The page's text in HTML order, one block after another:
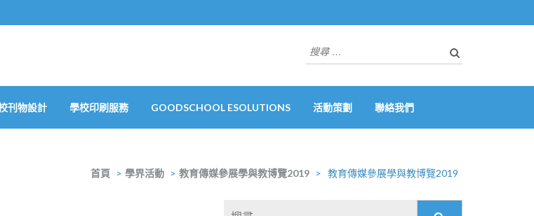
搜
尋
關
於：
刊物設計 學校印刷服務 GOODSCHOOL ESOLUTIONS 活動策劃 聯絡我們
首頁 > 學界活動 > 教育傳媒參展學與教博覽2019 > 教育傳媒參展學與教博覽2019